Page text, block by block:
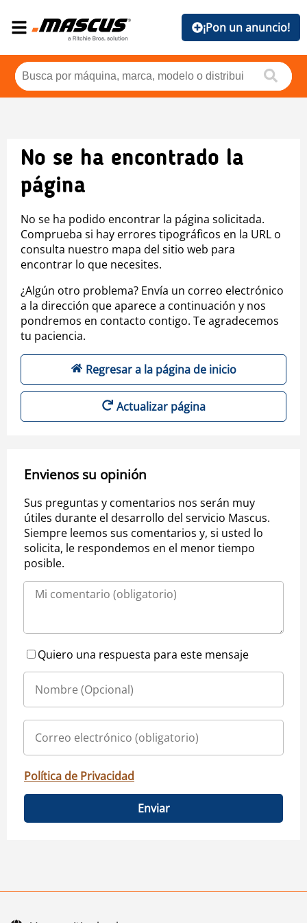
¡Pon un anuncio!
No se ha encontrado la
página
No se ha podido encontrar la página solicitada.
Comprueba si hay errores tipográficos en la URL o
consulta nuestro mapa del sitio web para
encontrar lo que necesites.
¿Algún otro problema? Envía un correo electrónico
a la dirección que aparece a continuación y nos
pondremos en contacto contigo. Te agradecemos
tu paciencia.
Regresar a la página de inicio
Actualizar página
Envienos su opinión
Sus preguntas y comentarios nos serán muy
útiles durante el desarrollo del servicio Mascus.
Siempre leemos sus comentarios y, si usted lo
solicita, le respondemos en el menor tiempo
posible.
Quiero una respuesta para este mensaje
Política de Privacidad
Enviar